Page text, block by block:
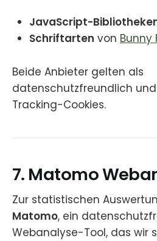
JavaScript-
Schriftarten von Bunny
Beide Anbieter gelten als
datenschutzfreundlich
Tracking-Cookies.
7. Matomo
Zur statistischen
Matomo, ein
Webanalyse-Tool, das wir